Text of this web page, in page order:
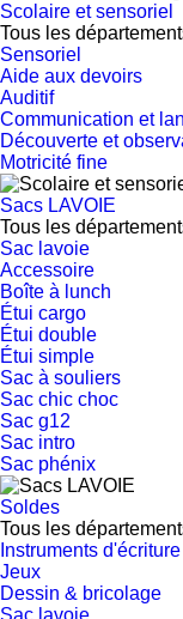
Scolaire et sensoriel
Tous les
Sensoriel
Aide aux devoirs
Auditif
Communication et
Découverte et
Motricité fine
Sacs LAVOIE
Tous les
Sac lavoie
Accessoire
Boîte à lunch
Étui cargo
Étui double
Étui simple
Sac à souliers
Sac chic choc
Sac g12
Sac intro
Sac phénix
Soldes
Tous les
Instruments d'écriture
Jeux
Dessin & bricolage
Sac lavoie